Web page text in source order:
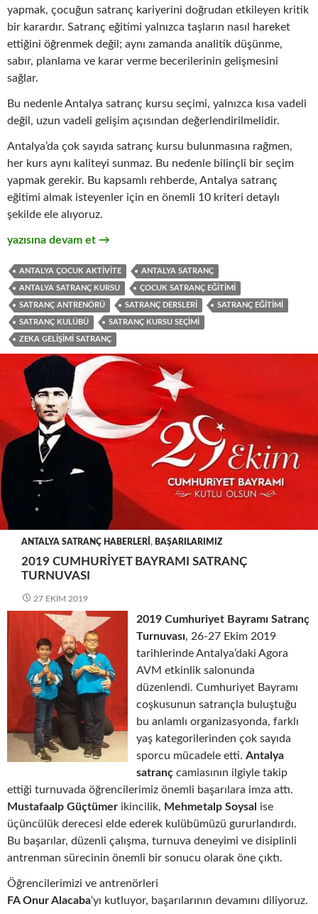
yapmak, çocuğun satranç kariyerini doğrudan etkileyen kritik
bir karardır. Satranç eğitimi yalnızca taşların nasıl hareket
ettiğini öğrenmek değil; aynı zamanda analitik düşünme,
sabır, planlama ve karar verme becerilerinin gelişmesini
sağlar.
Bu nedenle Antalya satranç kursu seçimi, yalnızca kısa vadeli
değil, uzun vadeli gelişim açısından değerlendirilmelidir.
Antalya’da çok sayıda satranç kursu bulunmasına rağmen,
her kurs aynı kaliteyi sunmaz. Bu nedenle bilinçli bir seçim
yapmak gerekir. Bu kapsamlı rehberde, Antalya satranç
eğitimi almak isteyenler için en önemli 10 kriteri detaylı
şekilde ele alıyoruz.
Antalya Satranç Kursu Seçimi: 2026 İçin 10 Kritik Kriter
yazısına devam et →
ANTALYA ÇOCUK AKTIVITE ANTALYA SATRANÇ
ANTALYA SATRANÇ KURSU ÇOCUK SATRANÇ EĞITIMI
SATRANÇ ANTRENÖRÜ SATRANÇ DERSLERI SATRANÇ EĞITIMI
SATRANÇ KULÜBÜ SATRANÇ KURSU SEÇIMI
ZEKA GELIŞIMI SATRANÇ
ANTALYA SATRANÇ HABERLERI , BAŞARILARIMIZ
2019 CUMHURIYET BAYRAMI SATRANÇ
TURNUVASI
27 EKIM 2019
2019 Cumhuriyet Bayramı Satranç
Turnuvası, 26-27 Ekim 2019
tarihlerinde Antalya’daki Agora
AVM etkinlik salonunda
düzenlendi. Cumhuriyet Bayramı
coşkusunun satrançla buluştuğu
bu anlamlı organizasyonda, farklı
yaş kategorilerinden çok sayıda
sporcu mücadele etti. Antalya
satranç camiasının ilgiyle takip
ettiği turnuvada öğrencilerimiz önemli başarılara imza attı.
Mustafaalp Güçtümer ikincilik, Mehmetalp Soysal ise
üçüncülük derecesi elde ederek kulübümüzü gururlandırdı.
Bu başarılar, düzenli çalışma, turnuva deneyimi ve disiplinli
antrenman sürecinin önemli bir sonucu olarak öne çıktı.
Öğrencilerimizi ve antrenörleri
FA Onur Alacaba‘yı kutluyor, başarılarının devamını diliyoruz.